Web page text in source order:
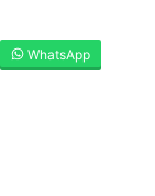
WhatsApp